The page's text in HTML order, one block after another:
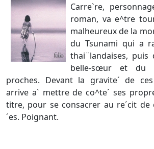
Carre`re,
roman, va e^tre
malheureux de la
du Tsunami qui a
thai¨landaises,
belle-sœur et du
proches. Devant la gravite´ de ces
arrive a` mettre de co^te´ ses
titre, pour se consacrer au re´cit de
´es. Poignant.